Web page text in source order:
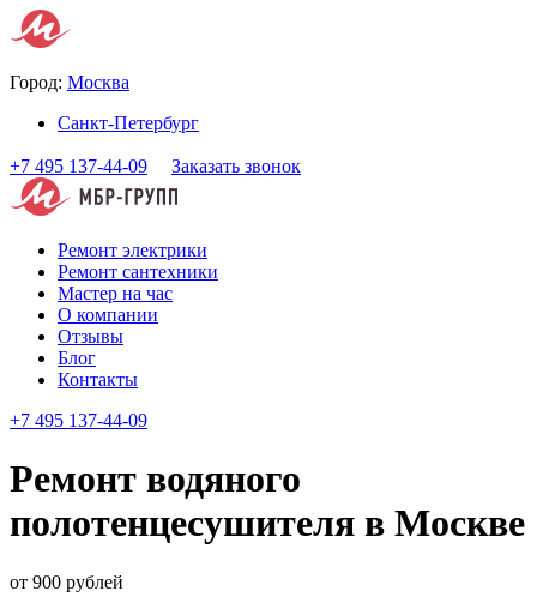
Город: Москва
Санкт-Петербург
+7 495 137-44-09 Заказать звонок
Ремонт электрики
Ремонт сантехники
Мастер на час
О компании
Отзывы
Блог
Контакты
+7 495 137-44-09
Ремонт водяного
полотенцесушителя в Москве
от 900 рублей